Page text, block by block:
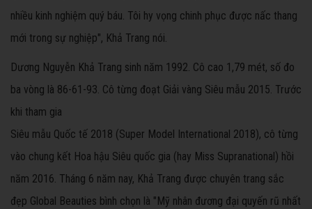
nhiều kinh nghiệm quý báu. Tôi hy vọng chinh phục được nấc thang
mới trong sự nghiệp", Khả Trang nói.
Dương Nguyễn Khả Trang sinh năm 1992. Cô cao 1,79 mét, số đo
ba vòng là 86-61-93. Cô từng đoạt Giải vàng Siêu mẫu 2015. Trước
khi tham gia
Siêu mẫu Quốc tế 2018 (Super Model International 2018), cô từng
vào chung kết Hoa hậu Siêu quốc gia (hay Miss Supranational) hồi
năm 2016. Tháng 6 năm nay, Khả Trang được chuyên trang sắc
đẹp Global Beauties bình chọn là "Mỹ nhân đương đại quyến rũ nhất